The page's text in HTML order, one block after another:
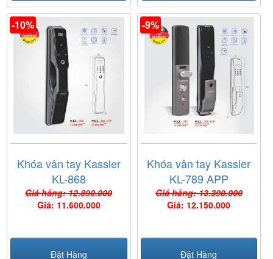
-10%
Khóa vân tay Kassler
KL-868
Giá hãng: 12.890.000
Giá: 11.600.000
Đặt Hàng
-9%
Khóa vân tay Kassler
KL-789 APP
Giá hãng: 13.390.000
Giá: 12.150.000
Đặt Hàng